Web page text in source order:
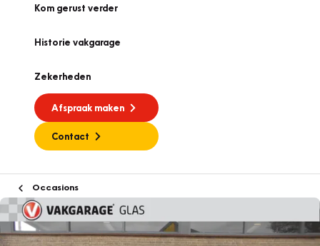
Kom gerust verder
Historie vakgarage
Zekerheden
Afspraak maken
Contact
Occasions